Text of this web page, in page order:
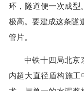
环，隧道便一次成型
极高。要建成这条隧
管片。
中铁十四局北京
内超大直径盾构施工